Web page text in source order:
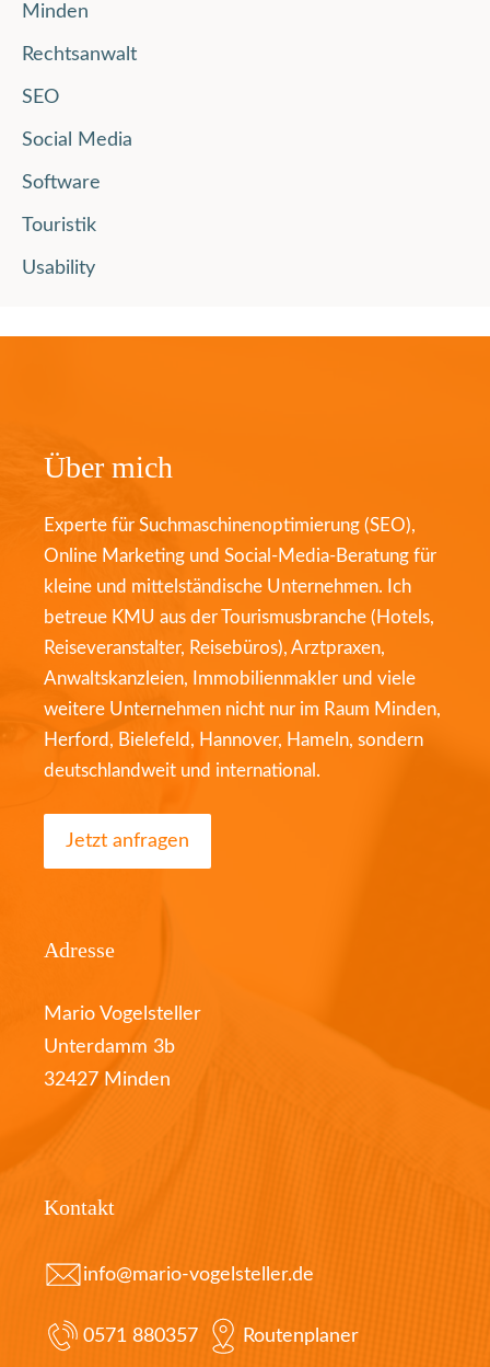
Minden
Rechtsanwalt
SEO
Social Media
Software
Touristik
Usability
Über mich
Experte für Suchmaschinenoptimierung (SEO),
Online Marketing und Social-Media-Beratung für
kleine und mittelständische Unternehmen. Ich
betreue KMU aus der Tourismusbranche (Hotels,
Reiseveranstalter, Reisebüros), Arztpraxen,
Anwaltskanzleien, Immobilienmakler und viele
weitere Unternehmen nicht nur im Raum Minden,
Herford, Bielefeld, Hannover, Hameln, sondern
deutschlandweit und international.
Jetzt anfragen
Adresse
Mario Vogelsteller
Unterdamm 3b
32427 Minden
Kontakt
info@mario-vogelsteller.de
0571 880357 Routenplaner